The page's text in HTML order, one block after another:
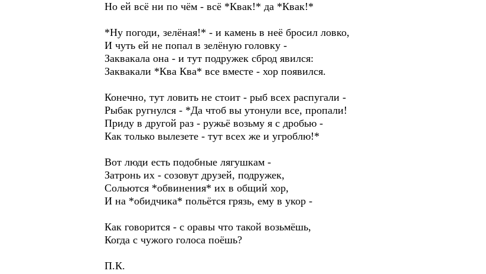
Но ей всё ни по чём - всё *Квак!* да *Квак!*
*Ну погоди, зелёная!* - и камень в неё бросил ловко,
И чуть ей не попал в зелёную головку -
Заквакала она - и тут подружек сброд явился:
Заквакали *Ква Ква* все вместе - хор появился.
Конечно, тут ловить не стоит - рыб всех распугали -
Рыбак ругнулся - *Да чтоб вы утонули все, пропали!
Приду в другой раз - ружьё возьму я с дробью -
Как только вылезете - тут всех же и угроблю!*
Вот люди есть подобные лягушкам -
Затронь их - созовут друзей, подружек,
Сольются *обвинения* их в общий хор,
И на *обидчика* польётся грязь, ему в укор -
Как говорится - с оравы что такой возьмёшь,
Когда с чужого голоса поёшь?
П.К.